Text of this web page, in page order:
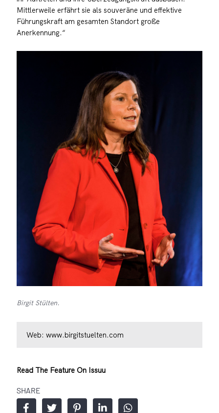
Mittlerweile erfährt sie als souveräne und effektive
Führungskraft am gesamten Standort große
Anerkennung.“
Birgit Stülten.
Web: www.birgitstuelten.com
Read The Feature On Issuu
SHARE